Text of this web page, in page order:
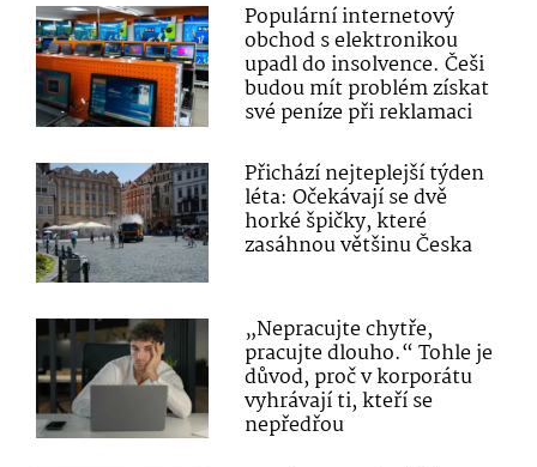
Populární internetový
obchod s elektronikou
upadl do insolvence. Češi
budou mít problém získat
své peníze při reklamaci
Přichází nejteplejší týden
léta: Očekávají se dvě
horké špičky, které
zasáhnou většinu Česka
„Nepracujte chytře,
pracujte dlouho.“ Tohle je
důvod, proč v korporátu
vyhrávají ti, kteří se
nepředřou